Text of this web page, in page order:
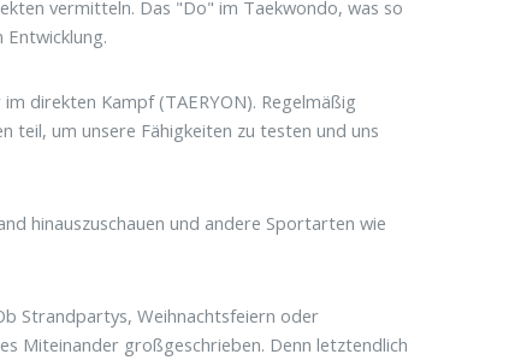
vermitteln. Das "Do" im Taekwondo, was so
direkten Kampf (TAERYON). Regelmäßig
teil, um unsere Fähigkeiten zu testen und uns
hinauszuschauen und andere Sportarten wie
Strandpartys, Weihnachtsfeiern oder
Miteinander großgeschrieben. Denn letztendlich